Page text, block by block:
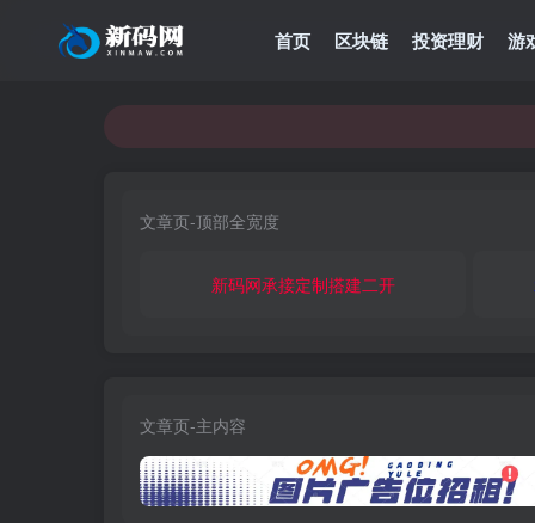
首页 区块链 投资理财 游
文章页-顶部全宽度
新码网承接定制搭建二开
文章页-主内容